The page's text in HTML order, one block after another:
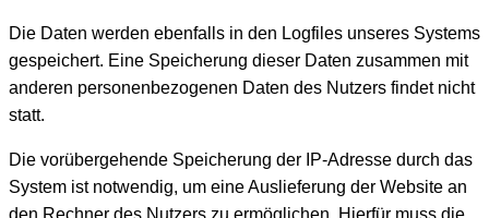
Die Daten werden ebenfalls in den Logfiles unseres Systems
gespeichert. Eine Speicherung dieser Daten zusammen mit
anderen personenbezogenen Daten des Nutzers findet nicht
statt.
Die vorübergehende Speicherung der IP-Adresse durch das
System ist notwendig, um eine Auslieferung der Website an
den Rechner des Nutzers zu ermöglichen. Hierfür muss die